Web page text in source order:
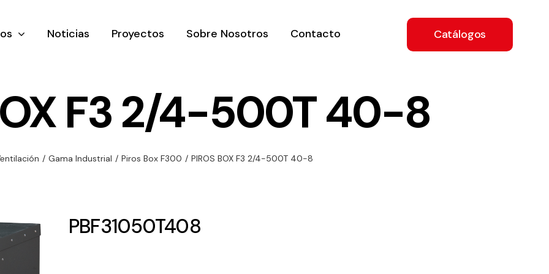
y
de
y
Ventilación
ventilación
Iluminación
Noticias Proyectos Sobre Nosotros Contacto Catálogos
F3 2/4-500T 40-8
/ Gama Industrial / Piros Box F300 / PIROS BOX F3 2/4-500T 40-8
PBF31050T408